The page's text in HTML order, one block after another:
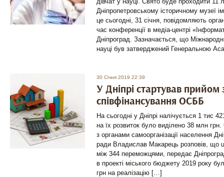
Дніпропетровському історичному музеї
це сьогодні, 31 січня, повідомляють
час конференції в медіа-центрі
Дніпроград. Зазначається, що
науці був затверджений Генеральною
30 Січня 2019 22:39
У Дніпрі стартував прийом
співфінансування ОСББ
На сьогодні у Дніпрі налічується 1 тис
на їх розвиток було виділено 38 млн грн.
з органами самоорганізації населення
ради Владислав Макарець розповів, що
між 344 переможцями, передає
в проекті міського бюджету 2019 року
грн на реалізацію […]